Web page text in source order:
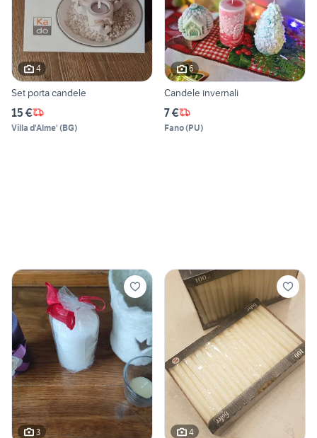
4
Set porta candele
15 €
Villa d'Alme' (BG)
6
Candele invernali
7 €
Fano(PU)
3 4